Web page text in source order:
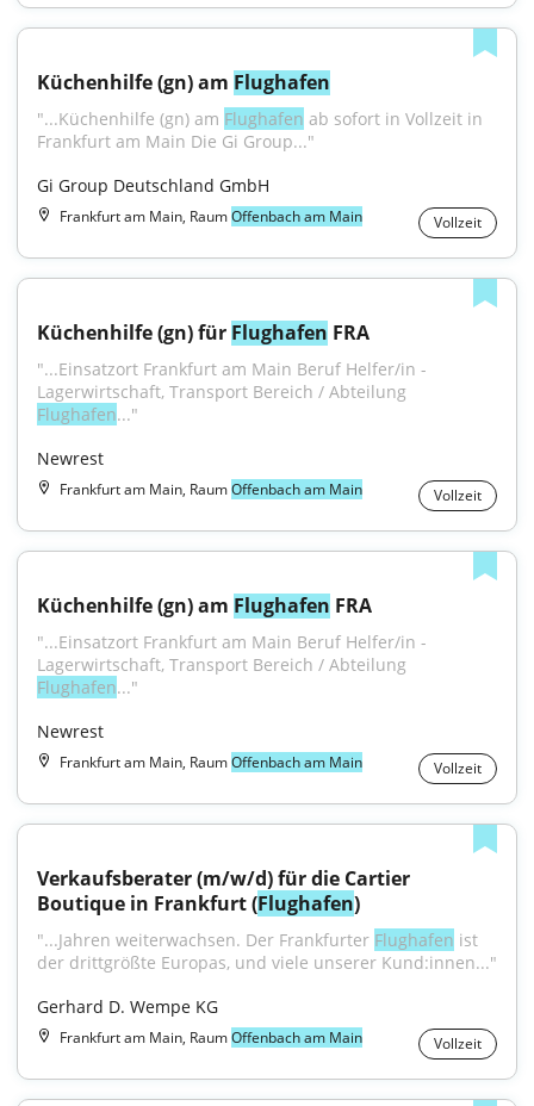
Küchenhilfe (gn) am Flughafen
"...Küchenhilfe (gn) am Flughafen ab sofort in Vollzeit in
Frankfurt am Main Die Gi Group..."
Gi Group Deutschland GmbH
Frankfurt am Main, RaumOffenbach am Main Vollzeit
Küchenhilfe (gn) für Flughafen FRA
"...Einsatzort Frankfurt am Main Beruf Helfer/in -
Flughafen..."
Newrest
Frankfurt am Main, RaumOffenbach am Main Vollzeit
Küchenhilfe (gn) am Flughafen FRA
"...Einsatzort Frankfurt am Main Beruf Helfer/in -
Flughafen..."
Newrest
Frankfurt am Main, RaumOffenbach am Main Vollzeit
Verkaufsberater (m/w/d) für die Cartier
Boutique in Frankfurt (Flughafen)
"...Jahren weiterwachsen. Der Frankfurter Flughafen ist
der drittgrößte Europas, und viele unserer Kund:innen..."
Gerhard D. Wempe KG
Frankfurt am Main, RaumOffenbach am Main Vollzeit